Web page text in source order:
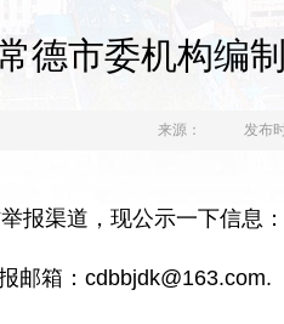
德市委机构编
来源： 发布
，现公示一下信息：
cdbbjdk@163.com.